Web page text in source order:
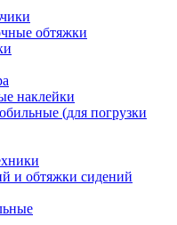
обтяжки
наклейки
(для погрузки
и обтяжки сидений